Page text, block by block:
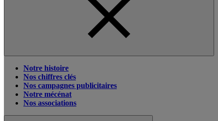
Notre histoire
Nos chiffres clés
Nos campagnes publicitaires
Notre mécénat
Nos associations